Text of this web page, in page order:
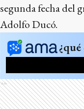
segunda fecha del
Adolfo Ducó.
¿qué
Ads